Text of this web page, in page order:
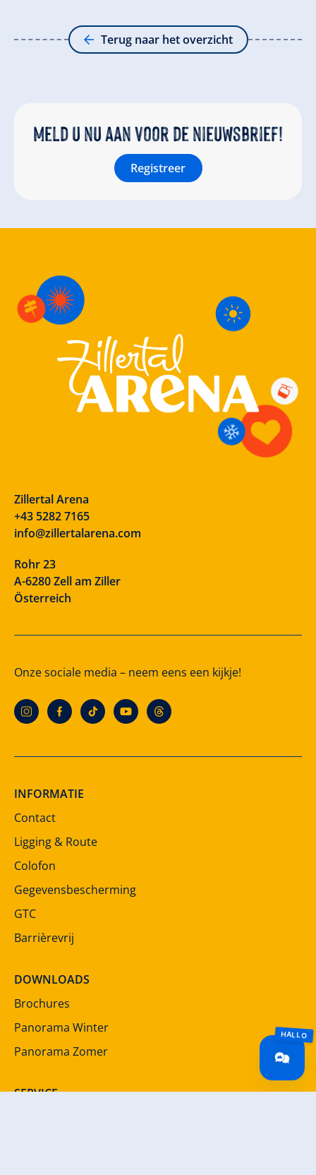
Terug naar het overzicht
Meld u nu aan voor de nieuwsbrief!
Registreer
Zillertal Arena
+43 5282 7165
info@zillertalarena.com
Rohr 23
A-6280 Zell am Ziller
Österreich
Onze sociale media – neem eens een kijkje!
INFORMATIE
Contact
Ligging & Route
Colofon
Gegevensbescherming
GTC
Barrièrevrij
DOWNLOADS
Brochures
Panorama Winter
Panorama Zomer
SERVICE